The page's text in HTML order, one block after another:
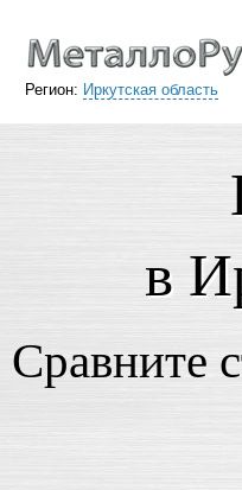
Регион: Иркутская область
в
Сравните